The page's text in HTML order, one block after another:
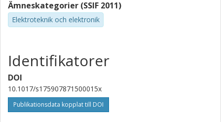
Ämneskategorier (SSIF 2011)
Elektroteknik och elektronik
Identifikatorer
DOI
10.1017/s175907871500015x
Publikationsdata kopplat till DOI